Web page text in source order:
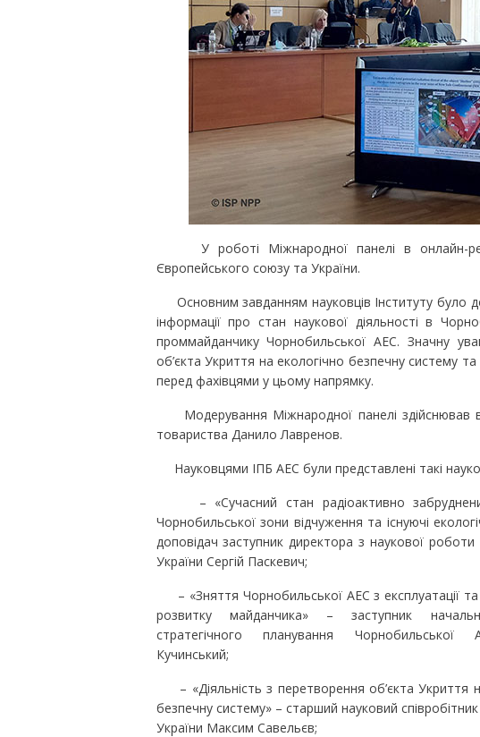
У роботі Міжнародної панелі в онлайн-
Європейського союзу та України.
Основним завданням науковців Інституту було
інформації про стан наукової діяльності в
проммайданчику Чорнобильської АЕС. Значну
об’єкта Укриття на екологічно безпечну
перед фахівцями у цьому напрямку.
Модерування Міжнародної панелі здійснював
товариства Данило Лавренов.
Науковцями ІПБ АЕС були представлені такі
– «Сучасний стан радіоактивно
Чорнобильської зони відчуження та існуючі
доповідач заступник директора з наукової
України Сергій Паскевич;
– «Зняття Чорнобильської АЕС з експлуатації
розвитку майданчика» – заступник
стратегічного планування Чорнобильської
Кучинський;
– «Діяльність з перетворення об’єкта Укриття
безпечну систему» – старший науковий
України Максим Савельєв;